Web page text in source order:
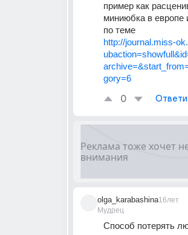
пример как
миниюбка в европе
по теме
http://journal.miss-
gory=6
0
olga_karabashina
Мудрец
16лет
Способ потерять